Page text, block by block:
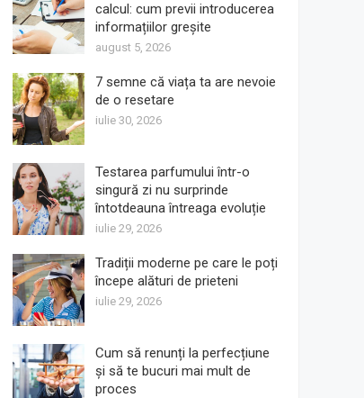
calcul: cum previi introducerea
informațiilor greșite
august 5, 2026
7 semne că viața ta are nevoie
de o resetare
iulie 30, 2026
Testarea parfumului într-o
singură zi nu surprinde
întotdeauna întreaga evoluție
iulie 29, 2026
Tradiții moderne pe care le poți
începe alături de prieteni
iulie 29, 2026
Cum să renunți la perfecțiune
și să te bucuri mai mult de
proces